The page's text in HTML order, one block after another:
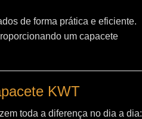
de forma prática e eficiente.
um capacete
KWT
toda a diferença no dia a dia: